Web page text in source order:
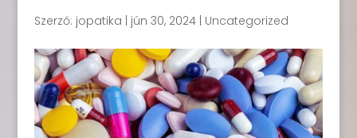
Szerző: jopatika jún 30, 2024| Uncategorized